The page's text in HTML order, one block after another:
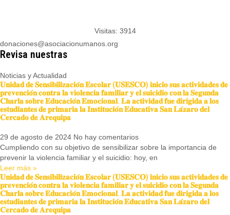
Visitas: 3914
donaciones@asociacionumanos.org
Revisa nuestras
Noticias yActualidad
𝐔𝐧𝐢𝐝𝐚𝐝 𝐝𝐞 𝐒𝐞𝐧𝐬𝐢𝐛𝐢𝐥𝐢𝐳𝐚𝐜𝐢𝐨́𝐧 𝐄𝐬𝐜𝐨𝐥𝐚𝐫 (𝐔𝐒𝐄𝐒𝐂𝐎) 𝐢𝐧𝐢𝐜𝐢𝐨 𝐬𝐮𝐬 𝐚𝐜𝐭𝐢𝐯𝐢𝐝𝐚𝐝𝐞𝐬 𝐝𝐞
𝐩𝐫𝐞𝐯𝐞𝐧𝐜𝐢𝐨́𝐧 𝐜𝐨𝐧𝐭𝐫𝐚 𝐥𝐚 𝐯𝐢𝐨𝐥𝐞𝐧𝐜𝐢𝐚 𝐟𝐚𝐦𝐢𝐥𝐢𝐚𝐫 𝐲 𝐞𝐥 𝐬𝐮𝐢𝐜𝐢𝐝𝐢𝐨 𝐜𝐨𝐧 𝐥𝐚 𝐒𝐞𝐠𝐮𝐧𝐝𝐚
𝐂𝐡𝐚𝐫𝐥𝐚 𝐬𝐨𝐛𝐫𝐞 𝐄𝐝𝐮𝐜𝐚𝐜𝐢𝐨́𝐧 𝐄𝐦𝐨𝐜𝐢𝐨𝐧𝐚𝐥. 𝐋𝐚 𝐚𝐜𝐭𝐢𝐯𝐢𝐝𝐚𝐝 𝐟𝐮𝐞 𝐝𝐢𝐫𝐢𝐠𝐢𝐝𝐚 𝐚 𝐥𝐨𝐬
𝐞𝐬𝐭𝐮𝐝𝐢𝐚𝐧𝐭𝐞𝐬 𝐝𝐞 𝐩𝐫𝐢𝐦𝐚𝐫𝐢𝐚 𝐥𝐚 𝐈𝐧𝐬𝐭𝐢𝐭𝐮𝐜𝐢𝐨́𝐧 𝐄𝐝𝐮𝐜𝐚𝐭𝐢𝐯𝐚 𝐒𝐚𝐧 𝐋𝐚́𝐳𝐚𝐫𝐨 𝐝𝐞𝐥
𝐂𝐞𝐫𝐜𝐚𝐝𝐨 𝐝𝐞 𝐀𝐫𝐞𝐪𝐮𝐢𝐩𝐚
29 de agosto de 2024 No hay comentarios
Cumpliendo con su objetivo de sensibilizar sobre la importancia de
prevenir la violencia familiar y el suicidio: hoy, en
Leer más »
𝐔𝐧𝐢𝐝𝐚𝐝 𝐝𝐞 𝐒𝐞𝐧𝐬𝐢𝐛𝐢𝐥𝐢𝐳𝐚𝐜𝐢𝐨́𝐧 𝐄𝐬𝐜𝐨𝐥𝐚𝐫 (𝐔𝐒𝐄𝐒𝐂𝐎) 𝐢𝐧𝐢𝐜𝐢𝐨 𝐬𝐮𝐬 𝐚𝐜𝐭𝐢𝐯𝐢𝐝𝐚𝐝𝐞𝐬 𝐝𝐞
𝐩𝐫𝐞𝐯𝐞𝐧𝐜𝐢𝐨́𝐧 𝐜𝐨𝐧𝐭𝐫𝐚 𝐥𝐚 𝐯𝐢𝐨𝐥𝐞𝐧𝐜𝐢𝐚 𝐟𝐚𝐦𝐢𝐥𝐢𝐚𝐫 𝐲 𝐞𝐥 𝐬𝐮𝐢𝐜𝐢𝐝𝐢𝐨 𝐜𝐨𝐧 𝐥𝐚 𝐒𝐞𝐠𝐮𝐧𝐝𝐚
𝐂𝐡𝐚𝐫𝐥𝐚 𝐬𝐨𝐛𝐫𝐞 𝐄𝐝𝐮𝐜𝐚𝐜𝐢𝐨́𝐧 𝐄𝐦𝐨𝐜𝐢𝐨𝐧𝐚𝐥. 𝐋𝐚 𝐚𝐜𝐭𝐢𝐯𝐢𝐝𝐚𝐝 𝐟𝐮𝐞 𝐝𝐢𝐫𝐢𝐠𝐢𝐝𝐚 𝐚 𝐥𝐨𝐬
𝐞𝐬𝐭𝐮𝐝𝐢𝐚𝐧𝐭𝐞𝐬 𝐝𝐞 𝐩𝐫𝐢𝐦𝐚𝐫𝐢𝐚 𝐥𝐚 𝐈𝐧𝐬𝐭𝐢𝐭𝐮𝐜𝐢𝐨́𝐧 𝐄𝐝𝐮𝐜𝐚𝐭𝐢𝐯𝐚 𝐒𝐚𝐧 𝐋𝐚́𝐳𝐚𝐫𝐨 𝐝𝐞𝐥
𝐂𝐞𝐫𝐜𝐚𝐝𝐨 𝐝𝐞 𝐀𝐫𝐞𝐪𝐮𝐢𝐩𝐚